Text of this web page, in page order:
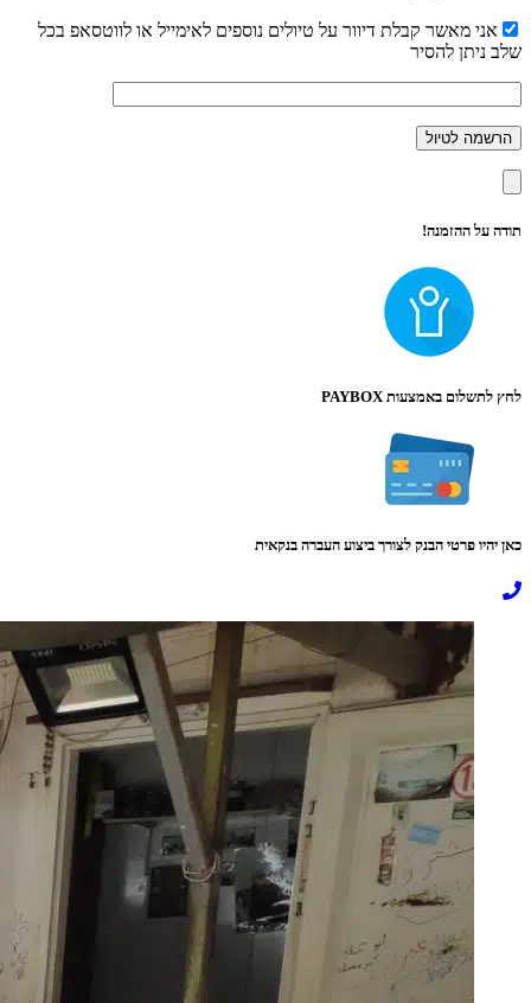
אני מאשר קבלת דיוור על טיולים נוספים לאימייל או לווטסאפ בכל
שלב ניתן להסיר
תודה על ההזמנה!
לחץ לתשלום באמצעות PAYBOX
כאן יהיו פרטי הבנק לצורך ביצוע העברה בנקאית